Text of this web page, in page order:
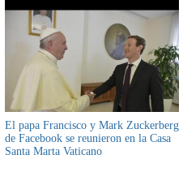
El papa Francisco y Mark Zuckerberg
de Facebook se reunieron en la Casa
Santa Marta Vaticano